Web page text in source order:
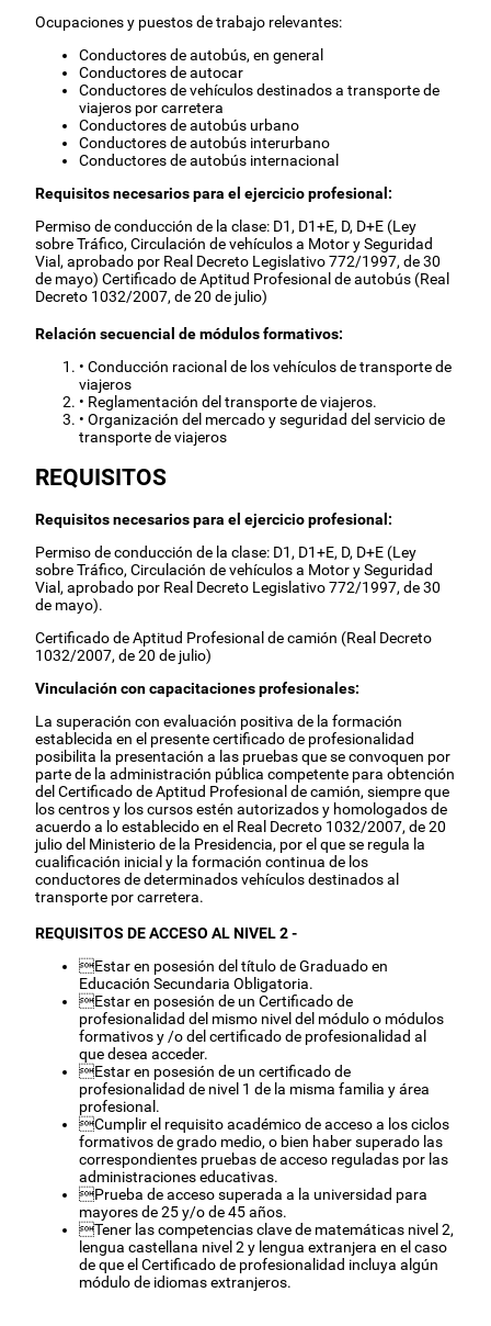
Ocupaciones y puestos de trabajo relevantes:
Conductores de autobús, en general
Conductores de autocar
Conductores de vehículos destinados a transporte de
viajeros por carretera
Conductores de autobús urbano
Conductores de autobús interurbano
Conductores de autobús internacional
Requisitos necesarios para el ejercicio profesional:
Permiso de conducción de la clase: D1, D1+E, D, D+E (Ley
sobre Tráfico, Circulación de vehículos a Motor y Seguridad
Vial, aprobado por Real Decreto Legislativo 772/1997, de 30
de mayo) Certificado de Aptitud Profesional de autobús (Real
Decreto 1032/2007, de 20 de julio)
Relación secuencial de módulos formativos:
• Conducción racional de los vehículos de transporte de
viajeros
• Reglamentación del transporte de viajeros.
• Organización del mercado y seguridad del servicio de
transporte de viajeros
REQUISITOS
Requisitos necesarios para el ejercicio profesional:
Permiso de conducción de la clase: D1, D1+E, D, D+E (Ley
sobre Tráfico, Circulación de vehículos a Motor y Seguridad
Vial, aprobado por Real Decreto Legislativo 772/1997, de 30
de mayo).
Certificado de Aptitud Profesional de camión (Real Decreto
1032/2007, de 20 de julio)
Vinculación con capacitaciones profesionales:
La superación con evaluación positiva de la formación
establecida en el presente certificado de profesionalidad
posibilita la presentación a las pruebas que se convoquen por
parte de la administración pública competente para obtención
del Certificado de Aptitud Profesional de camión, siempre que
los centros y los cursos estén autorizados y homologados de
acuerdo a lo establecido en el Real Decreto 1032/2007, de 20
julio del Ministerio de la Presidencia, por el que se regula la
cualificación inicial y la formación continua de los
conductores de determinados vehículos destinados al
transporte por carretera.
REQUISITOS DE ACCESO AL NIVEL 2 -
Estar en posesión del título de Graduado en
Educación Secundaria Obligatoria.
Estar en posesión de un Certificado de
profesionalidad del mismo nivel del módulo o módulos
formativos y /o del certificado de profesionalidad al
que desea acceder.
Estar en posesión de un certificado de
profesionalidad de nivel 1 de la misma familia y área
profesional.
Cumplir el requisito académico de acceso a los ciclos
formativos de grado medio, o bien haber superado las
correspondientes pruebas de acceso reguladas por las
administraciones educativas.
Prueba de acceso superada a la universidad para
mayores de 25 y/o de 45 años.
Tener las competencias clave de matemáticas nivel 2,
lengua castellana nivel 2 y lengua extranjera en el caso
de que el Certificado de profesionalidad incluya algún
módulo de idiomas extranjeros.